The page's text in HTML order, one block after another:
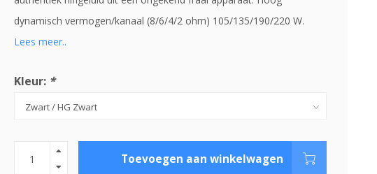
dynamisch vermogen/kanaal (8/6/4/2 ohm) 105/135/190/220 W.
Lees meer..
Kleur: *
Toevoegen aan winkelwagen